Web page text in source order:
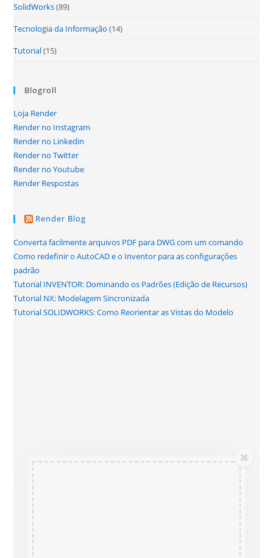
SolidWorks(89)
Tecnologia da Informação (14)
Tutorial(15)
Blogroll
Loja Render
Render no Instagram
Render no Linkedin
Render no Twitter
Render no Youtube
Render Respostas
Render Blog
Converta facilmente arquivos PDF para DWG com um comando
Como redefinir o AutoCAD e o Inventor para as configurações
padrão
Tutorial INVENTOR: Dominando os Padrões (Edição de Recursos)
Tutorial NX: Modelagem Sincronizada
Tutorial SOLIDWORKS: Como Reorientar as Vistas do Modelo